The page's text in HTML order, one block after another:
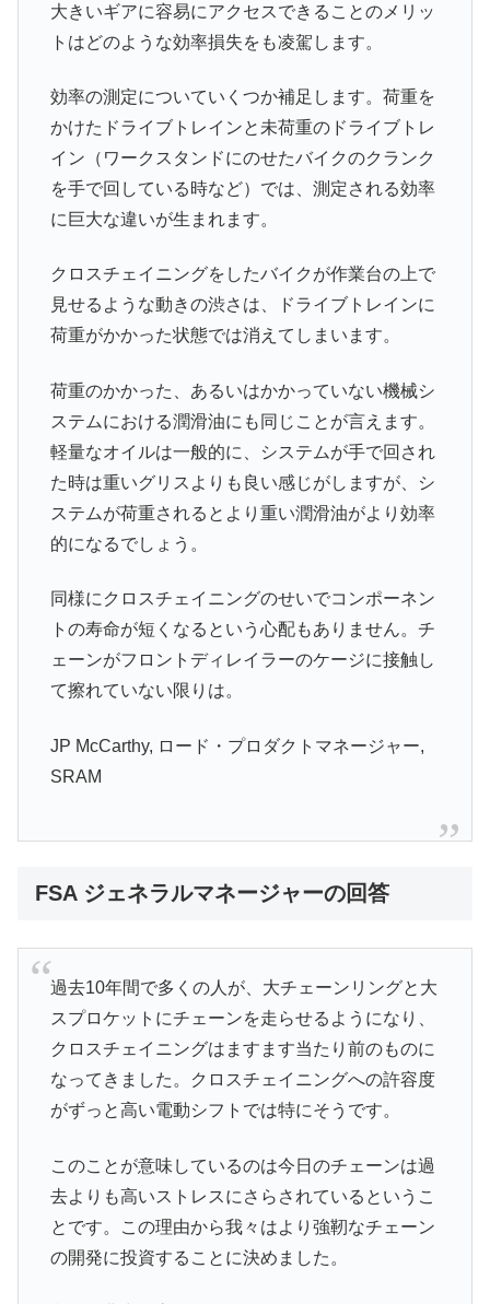
大きいギアに容易にアクセスできることのメリッ
トはどのような効率損失をも凌駕します。
効率の測定についていくつか補足します。荷重を
かけたドライブトレインと未荷重のドライブトレ
イン（ワークスタンドにのせたバイクのクランク
を手で回している時など）では、測定される効率
に巨大な違いが生まれます。
クロスチェイニングをしたバイクが作業台の上で
見せるような動きの渋さは、ドライブトレインに
荷重がかかった状態では消えてしまいます。
荷重のかかった、あるいはかかっていない機械シ
ステムにおける潤滑油にも同じことが言えます。
軽量なオイルは一般的に、システムが手で回され
た時は重いグリスよりも良い感じがしますが、シ
ステムが荷重されるとより重い潤滑油がより効率
的になるでしょう。
同様にクロスチェイニングのせいでコンポーネン
トの寿命が短くなるという心配もありません。チ
ェーンがフロントディレイラーのケージに接触し
て擦れていない限りは。
JP McCarthy, ロード・プロダクトマネージャー,
SRAM
FSA ジェネラルマネージャーの回答
過去10年間で多くの人が、大チェーンリングと大
スプロケットにチェーンを走らせるようになり、
クロスチェイニングはますます当たり前のものに
なってきました。クロスチェイニングへの許容度
がずっと高い電動シフトでは特にそうです。
このことが意味しているのは今日のチェーンは過
去よりも高いストレスにさらされているというこ
とです。この理由から我々はより強靭なチェーン
の開発に投資することに決めました。